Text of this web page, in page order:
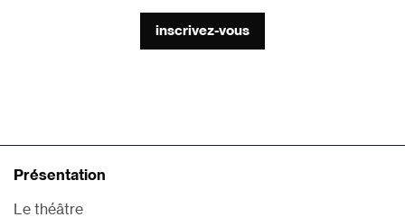
inscrivez-vous
Présentation
Le théâtre